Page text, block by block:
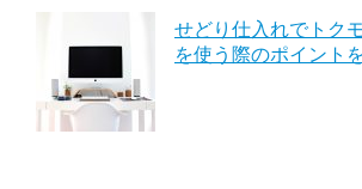
せどり仕入れでトク
を使う際のポイント